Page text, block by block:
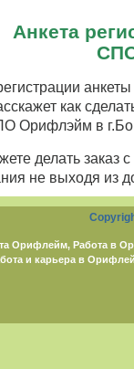
Анкета
как
Орифлэйм в
делать заказ
не выходя из
Орифлейм, Работа в
и карьера в